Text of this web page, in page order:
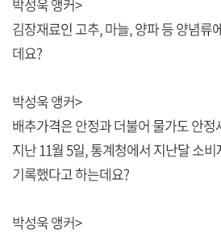
박성욱 앵커>
김장재료인 고추, 마늘, 양파 등 양념류
데요?
박성욱 앵커>
배추가격은 안정과 더불어 물가도 안정
지난 11월 5일, 통계청에서 지난달 소
기록했다고 하는데요?
박성욱 앵커>